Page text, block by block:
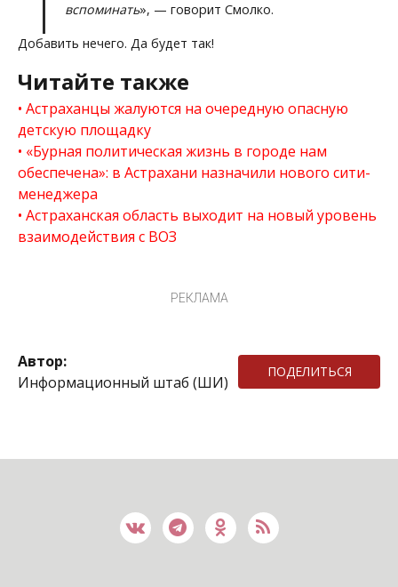
вспоминать», — говорит Смолко.
Добавить нечего. Да будет так!
Читайте также
Астраханцы жалуются на очередную опасную
детскую площадку
«Бурная политическая жизнь в городе нам
обеспечена»: в Астрахани назначили нового сити-
менеджера
Астраханская область выходит на новый уровень
взаимодействия с ВОЗ
РЕКЛАМА
Автор:
Информационный штаб (ШИ)
ПОДЕЛИТЬСЯ